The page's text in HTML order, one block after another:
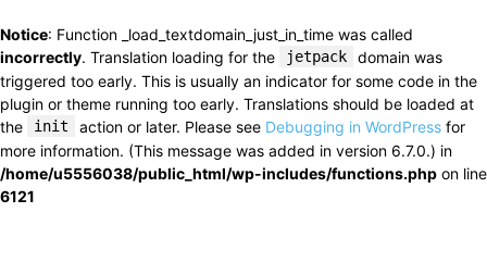
Notice: Function _load_textdomain_just_in_time was called
incorrectly. Translation loading for the jetpack
domain was
triggered too early. This is usually an indicator for some code in the
plugin or theme running too early. Translations should be loaded at
the
init action or later. Please see Debugging in WordPress for
more information. (This message was added in version 6.7.0.) in
/home/u5556038/public_html/wp-includes/functions.php on line
6121